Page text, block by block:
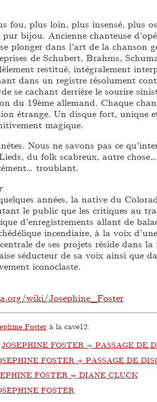
fou, plus loin, plus insensé, plus
bijou. Ancienne chanteuse
plonger dans l’art de la chanson
de Schubert, Brahms,
restitué, intégralement
dans un registre résolument
se cachant derrière le sourire
du 19ème allemand. Chaque
étrange. Un disque fort, unique
magique.
Nous ne savons pas ce
du folk scabreux, autre
troublant.
années, la native du
le public que les critiques au
d’enregistrements allant de
incendiaire, à la voix
de ses projets réside dans
séducteur de sa voix ainsi que
iconoclaste.
wiki/Josephine_Foster
Foster à la cave12:
JOSEPHINE FOSTER + PASSAGE DE
FOSTER + PASSAGE DE
FOSTER + DIANE CLUCK
FOSTER